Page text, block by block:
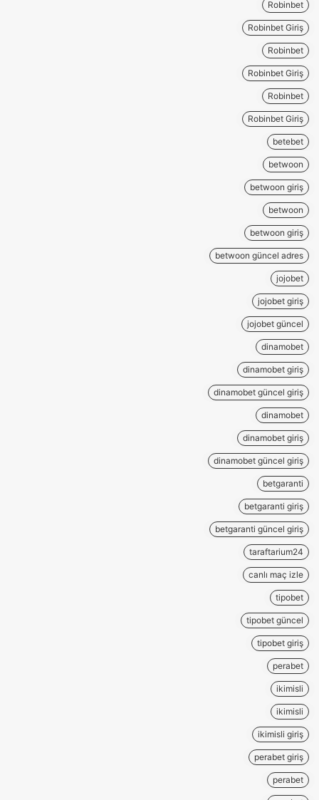
Robinbet
Robinbet Giriş
Robinbet
Robinbet Giriş
Robinbet
Robinbet Giriş
betebet
betwoon
betwoon giriş
betwoon
betwoon giriş
betwoon güncel adres
jojobet
jojobet giriş
jojobet güncel
dinamobet
dinamobet giriş
dinamobet güncel giriş
dinamobet
dinamobet giriş
dinamobet güncel giriş
betgaranti
betgaranti giriş
betgaranti güncel giriş
taraftarium24
canlı maç izle
tipobet
tipobet güncel
tipobet giriş
perabet
ikimisli
ikimisli
ikimisli giriş
perabet giriş
perabet